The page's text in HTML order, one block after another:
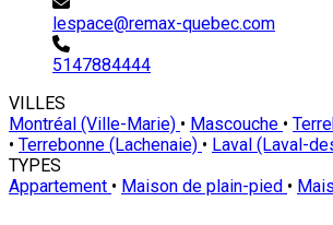
lespace@remax-quebec.com
5147884444
VILLES
Montréal (Ville-Marie) • Mascouche •
• Terrebonne (Lachenaie) • Laval (Laval-
TYPES
Appartement • Maison de plain-pied •